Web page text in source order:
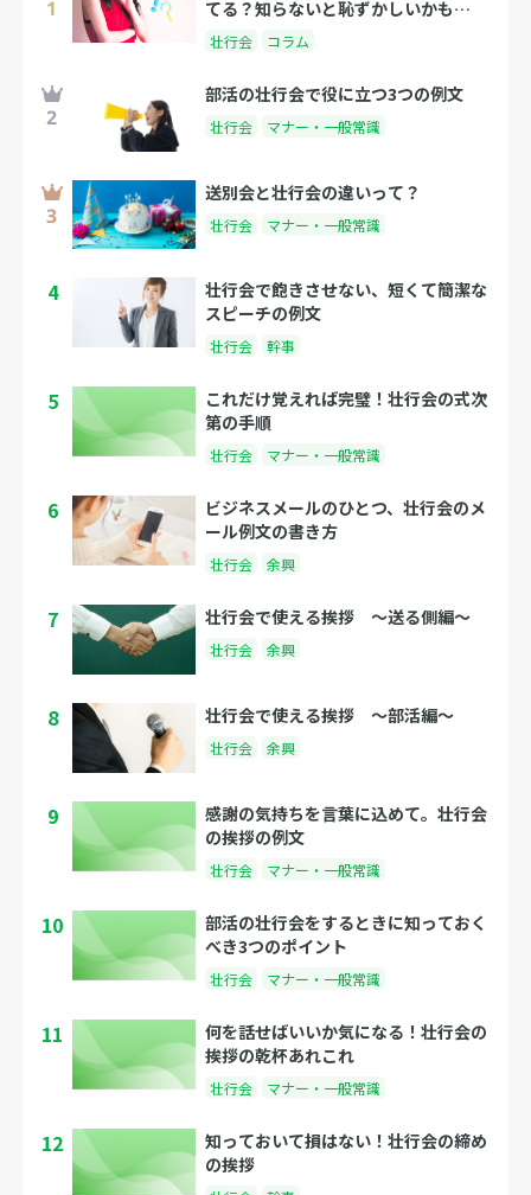
てる？知らないと恥ずかしいかも…
壮行会 コラム
部活の壮行会で役に立つ3つの例文
壮行会 マナー・一般常識
送別会と壮行会の違いって？
壮行会 マナー・一般常識
4
壮行会で飽きさせない、短くて簡潔な
スピーチの例文
壮行会 幹事
5
これだけ覚えれば完璧！壮行会の式次
第の手順
壮行会 マナー・一般常識
6
ビジネスメールのひとつ、壮行会のメ
ール例文の書き方
壮行会 余興
7 壮行会で使える挨拶 〜送る側編〜
壮行会 余興
8 壮行会で使える挨拶 〜部活編〜
壮行会 余興
9
感謝の気持ちを言葉に込めて。壮行会
の挨拶の例文
壮行会 マナー・一般常識
10
部活の壮行会をするときに知っておく
べき3つのポイント
壮行会 マナー・一般常識
11
何を話せばいいか気になる！壮行会の
挨拶の乾杯あれこれ
壮行会 マナー・一般常識
12
知っておいて損はない！壮行会の締め
の挨拶